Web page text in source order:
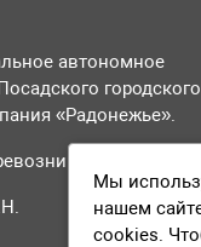
автономное
городского
«Радонежье».
О.А.
Мы
нашем
cookies.